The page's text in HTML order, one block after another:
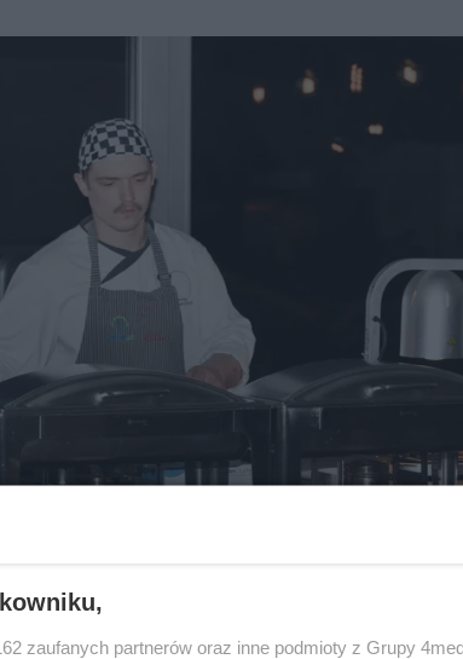
zaufanych partnerów oraz inne podmioty z Grupy